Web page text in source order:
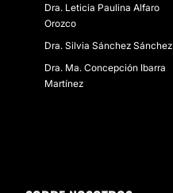
Dra. Leticia Paulina Alfaro
Orozco
Dra. Silvia Sánchez Sánchez
Dra. Ma. Concepción Ibarra
Martínez